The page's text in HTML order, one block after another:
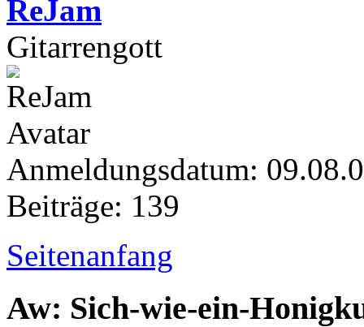
ReJam
Gitarrengott
Anmeldungsdatum:
Beiträge: 139
Seitenanfang
Aw: Sich-wie-ein-